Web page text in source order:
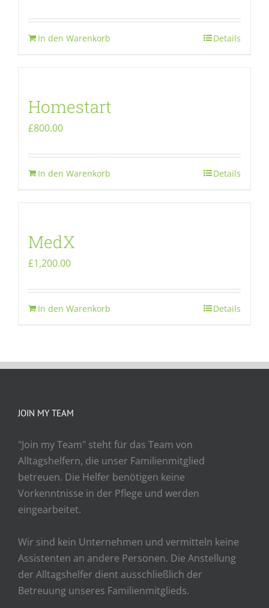
In den Warenkorb Details
Homestart
£800.00
In den Warenkorb Details
MedX
£1,200.00
In den Warenkorb Details
JOIN MY TEAM
"Join my Team" steht für das Team von
Alltagshelfern, die unser Familienmitglied
betreuen. Die Helfer benötigen keine
Vorkenntnisse in der Pflege und werden
eingearbeitet.
Wir sind kein Unternehmen und vermitteln keine
Assistenten an andere Personen. Die Anstellung
der Alltagshelfer dient ausschließlich der
Betreuung unseres Familienmitglieds.